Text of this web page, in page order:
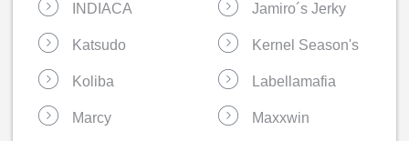
INDIACA Jamiro´s Jerky
Katsudo Kernel Season's
Koliba Labellamafia
Marcy Maxxwin